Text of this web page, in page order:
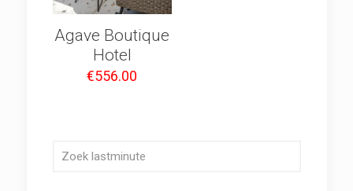
Agave Boutique
Hotel
€556.00